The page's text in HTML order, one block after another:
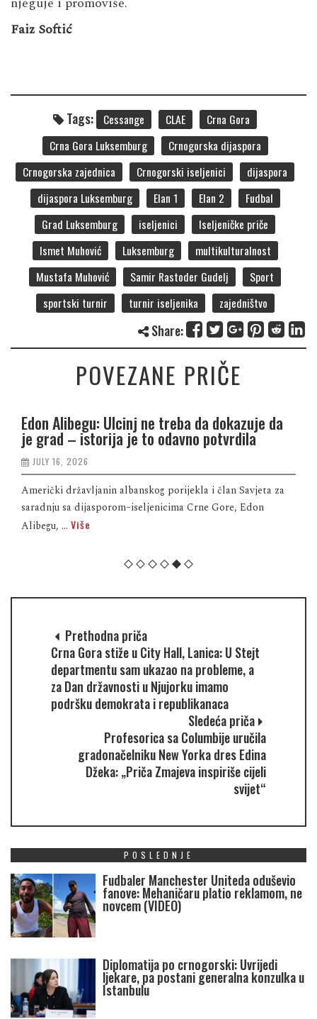
Faiz Softić
Tags: Cessange CLAE
Crna Gora
Crna Gora Luksemburg
Crnogorska dijaspora
Crnogorska zajednica
Crnogorski iseljenici
dijaspora
dijaspora Luksemburg
Elan 1 Elan 2
Fudbal
Grad Luksemburg
iseljenici
Iseljeničke priče
Ismet Muhović
Luksemburg
multikulturalnost
Mustafa Muhović
Samir Rastoder Gudelj
Sport
sportski turnir
turnir iseljenika zajedništvo
Share:
POVEZANE PRIČE
Edon Alibegu: Ulcinj ne treba da dokazuje da
je grad – istorija je to odavno potvrdila
JULY 16, 2026
Američki državljanin albanskog porijekla i član Savjeta za
saradnju sa dijasporom–iseljenicima Crne Gore, Edon
Alibegu, ... Više
Prethodna priča
Crna Gora stiže u City Hall, Lanica: U Stejt
departmentu sam ukazao na probleme, a
za Dan državnosti u Njujorku imamo
podršku demokrata i republikanaca
Sledeća priča
Profesorica sa Columbije uručila
gradonačelniku New Yorka dres Edina
Džeka: „Priča Zmajeva inspiriše cijeli
svijet“
POSLEDNJE
Fudbaler Manchester Uniteda oduševio
fanove: Mehaničaru platio reklamom, ne
novcem (VIDEO)
Diplomatija po crnogorski: Uvrijedi
ljekare, pa postani generalna konzulka u
Istanbulu